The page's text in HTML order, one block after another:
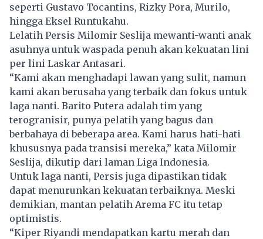
seperti Gustavo Tocantins, Rizky Pora, Murilo,
hingga Eksel Runtukahu.
Lelatih Persis Milomir Seslija mewanti-wanti anak
asuhnya untuk waspada penuh akan kekuatan lini
per lini Laskar Antasari.
“Kami akan menghadapi lawan yang sulit, namun
kami akan berusaha yang terbaik dan fokus untuk
laga nanti. Barito Putera adalah tim yang
terogranisir, punya pelatih yang bagus dan
berbahaya di beberapa area. Kami harus hati-hati
khususnya pada transisi mereka,” kata Milomir
Seslija, dikutip dari laman Liga Indonesia.
Untuk laga nanti, Persis juga dipastikan tidak
dapat menurunkan kekuatan terbaiknya. Meski
demikian, mantan pelatih Arema FC itu tetap
optimistis.
“Kiper Riyandi mendapatkan kartu merah dan